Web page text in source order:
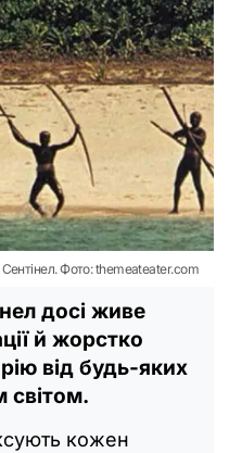
Фото: themeateater.com
досі живе
й жорстко
від будь-яких
світом.
кожен